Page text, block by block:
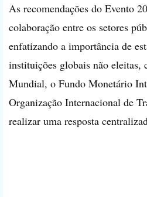
As recomendações do Evento
colaboração entre os setores
enfatizando a importância de
instituições globais não eleitas,
Mundial, o Fundo Monetário
Organização Internacional de
realizar uma resposta